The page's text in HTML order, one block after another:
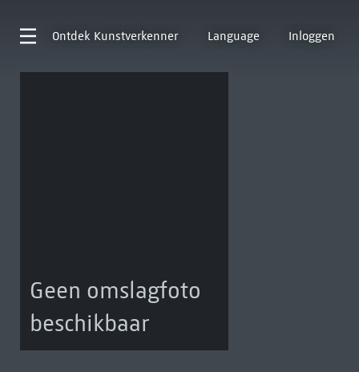
Ontdek Kunstverkenner Language Inloggen
Geen omslagfoto
beschikbaar